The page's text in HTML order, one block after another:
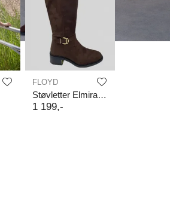
FLOYD
Støvletter Elmira Sued
1 199,-